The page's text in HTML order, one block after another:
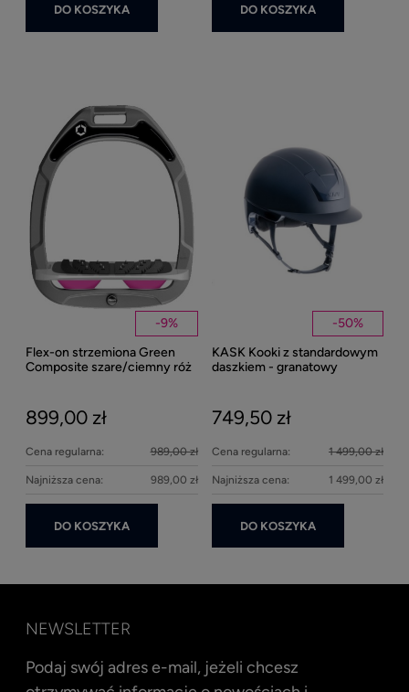
DO KOSZYKA DO KOSZYKA
-9%
Flex-on strzemiona Green
Composite szare/ciemny róż
899,00 zł
Cena regularna: 989,00 zł
Najniższa cena: 989,00 zł
DO KOSZYKA
-50%
KASK Kooki z standardowym
daszkiem - granatowy
749,50 zł
Cena regularna: 1 499,00 zł
Najniższa cena: 1 499,00 zł
DO KOSZYKA
NEWSLETTER
Podaj swój adres e-mail, jeżeli chcesz